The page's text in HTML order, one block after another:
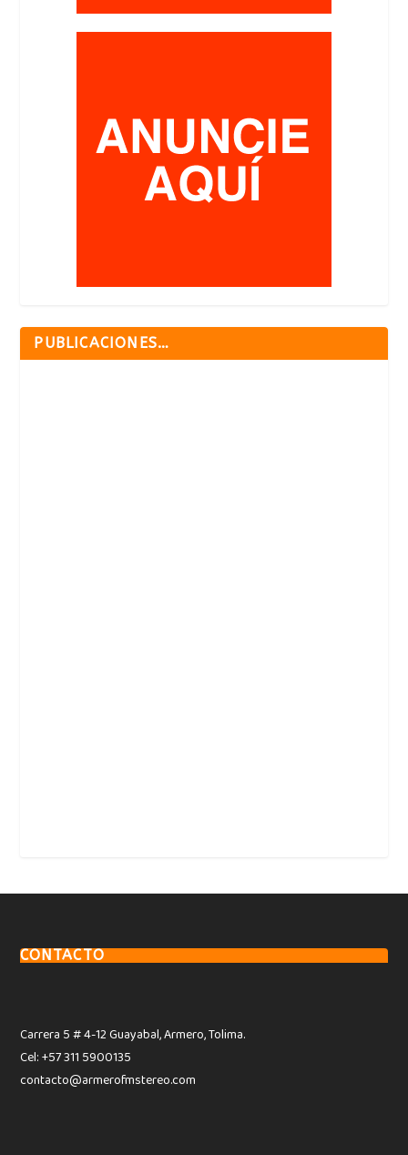
PUBLICACIONES…
CONTACTO
Carrera 5 # 4-12 Guayabal, Armero, Tolima.
Cel: +57 311 5900135
contacto@armerofmstereo.com